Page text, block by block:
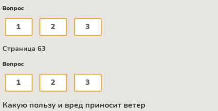
Вопрос
1 2 3
Страница 63
Вопрос
1 2 3
Какую пользу и вред приносит ветер